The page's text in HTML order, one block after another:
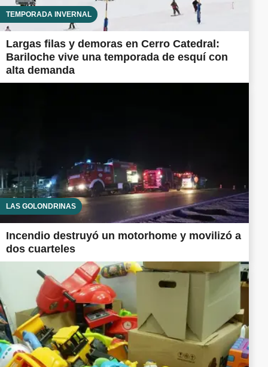
TEMPORADA INVERNAL
Largas filas y demoras en Cerro Catedral:
Bariloche vive una temporada de esquí con
alta demanda
LAS GOLONDRINAS
Incendio destruyó un motorhome y movilizó a
dos cuarteles